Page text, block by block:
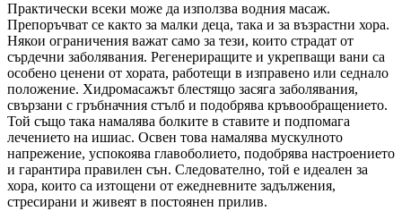
Практически всеки може да използва водния масаж.
Препоръчват се както за малки деца, така и за възрастни хора.
Някои ограничения важат само за тези, които страдат от
сърдечни заболявания. Регенериращите и укрепващи вани са
особено ценени от хората, работещи в изправено или седнало
положение. Хидромасажът блестящо засяга заболявания,
свързани с гръбначния стълб и подобрява кръвообращението.
Той също така намалява болките в ставите и подпомага
лечението на ишиас. Освен това намалява мускулното
напрежение, успокоява главоболието, подобрява настроението
и гарантира правилен сън. Следователно, той е идеален за
хора, които са изтощени от ежедневните задължения,
стресирани и живеят в постоянен прилив.